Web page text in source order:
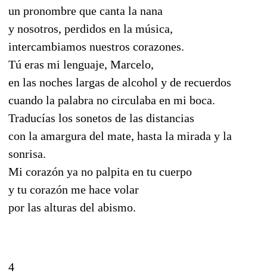
un pronombre que canta la nana
y nosotros, perdidos en la música,
intercambiamos nuestros corazones.
Tú eras mi lenguaje, Marcelo,
en las noches largas de alcohol y de recuerdos
cuando la palabra no circulaba en mi boca.
Traducías los sonetos de las distancias
con la amargura del mate, hasta la mirada y la
sonrisa.
Mi corazón ya no palpita en tu cuerpo
y tu corazón me hace volar
por las alturas del abismo.
4